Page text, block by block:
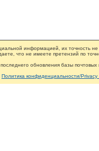
информацией, их точность
что не имеете претензий по
обновления базы
Политика конфиденциальности/Privacy